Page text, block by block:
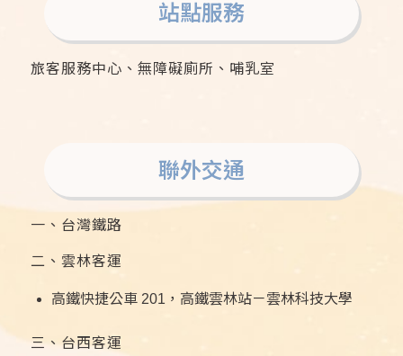
站點服務
旅客服務中心、無障礙廁所、哺乳室
聯外交通
一、台灣鐵路
二、雲林客運
高鐵快捷公車 201，高鐵雲林站－雲林科技大學
三、台西客運